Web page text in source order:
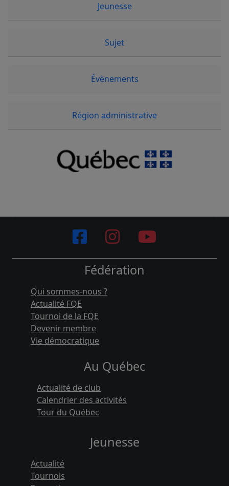
Jeunesse
Sujet
Évènements
Région administrative
Fédération
Qui sommes-nous ?
Actualité FQE
Tournoi de la FQE
Devenir membre
Vie démocratique
Au Québec
Actualité de club
Calendrier des activités
Tour du Québec
Jeunesse
Actualité
Tournois